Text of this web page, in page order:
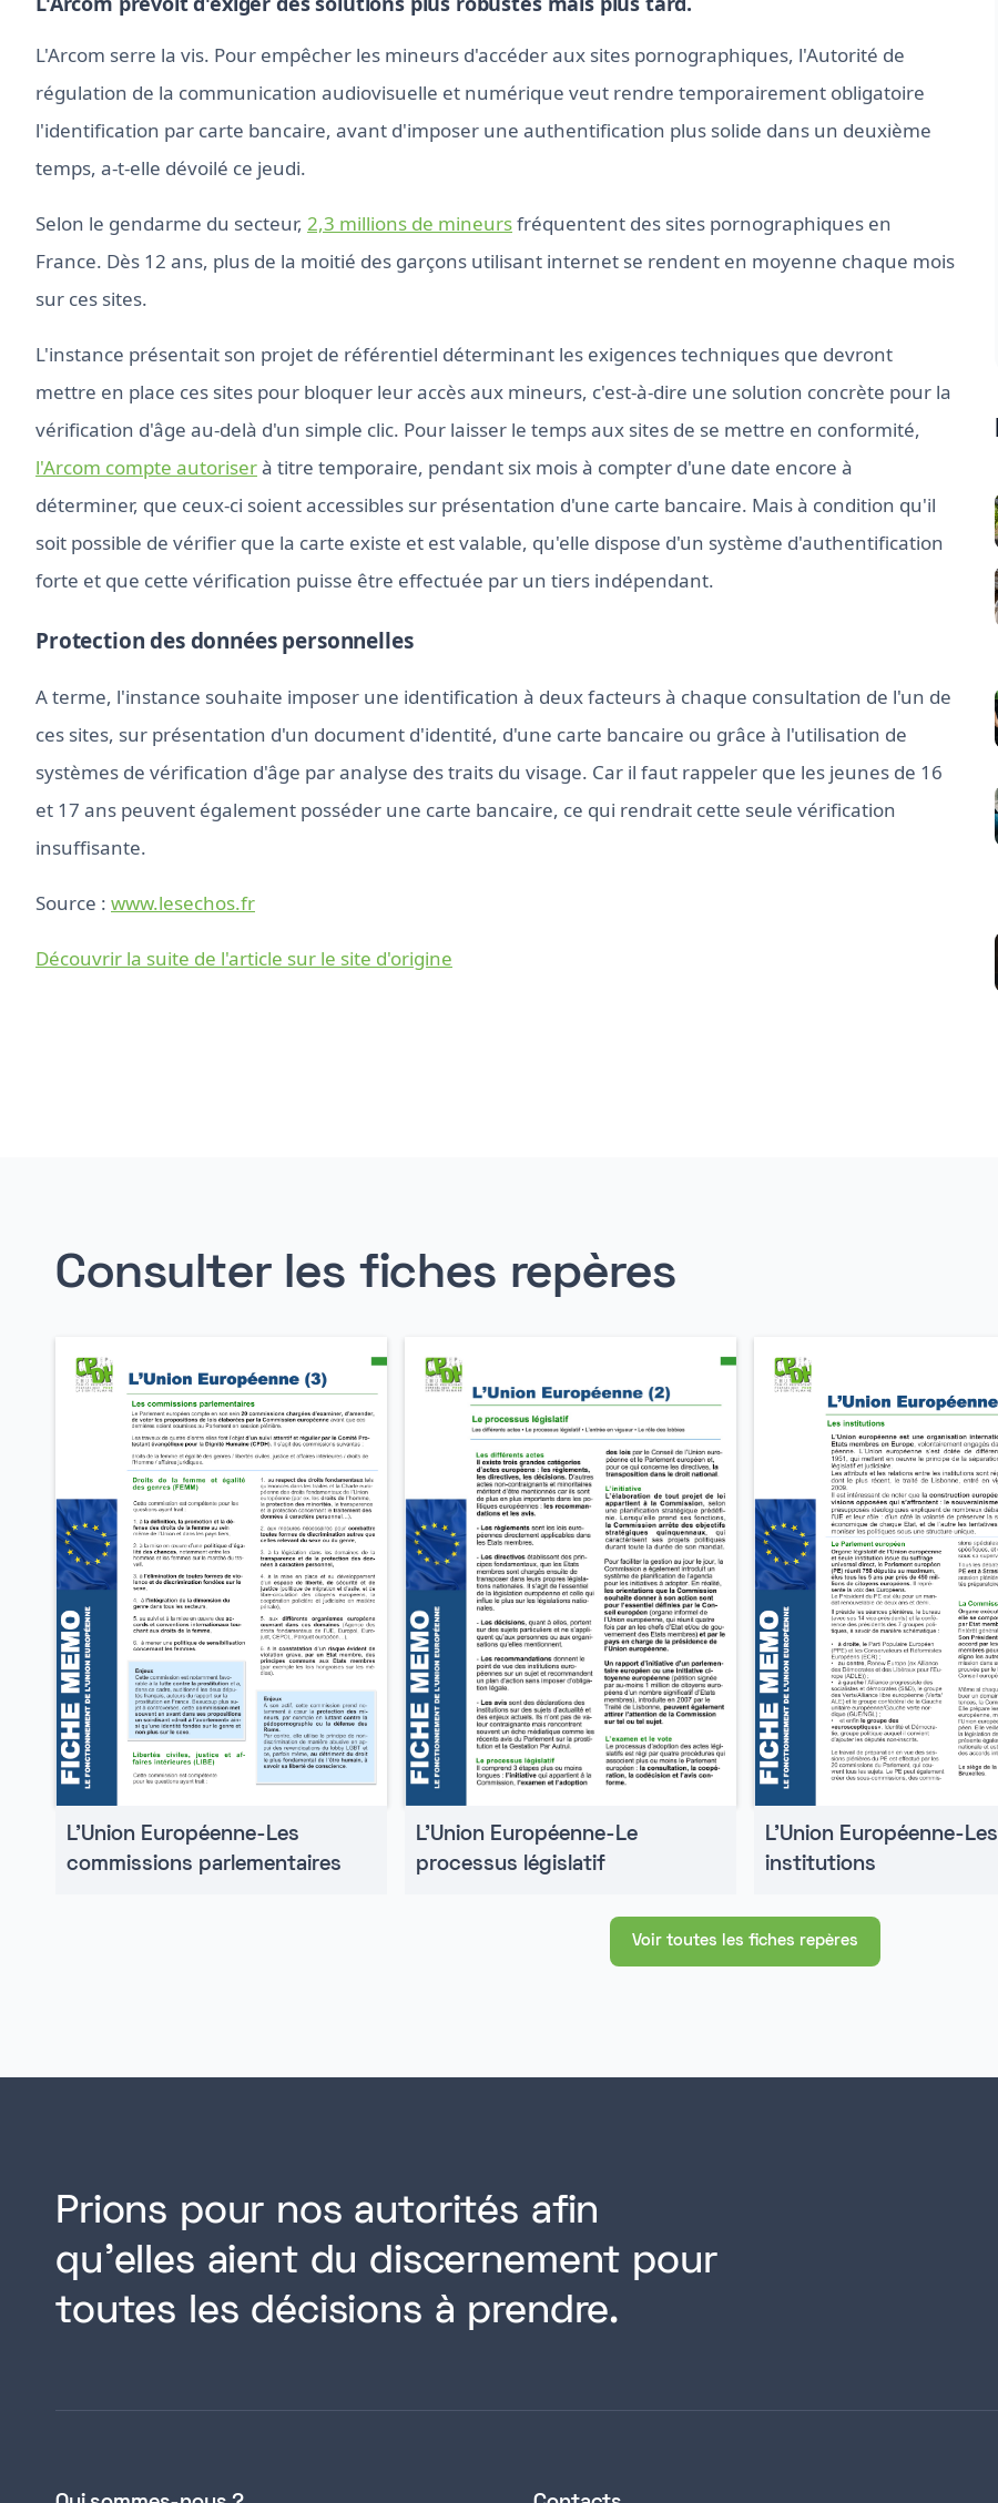
L'Arcom serre la vis. Pour empêcher les mineurs d'accéder aux sites pornographiques, l'Autorité de
régulation de la communication audiovisuelle et numérique veut rendre temporairement obligatoire
l'identification par carte bancaire, avant d'imposer une authentification plus solide dans un deuxième
temps, a-t-elle dévoilé ce jeudi.
Selon le gendarme du secteur, 2,3 millions de mineursfréquentent des sites pornographiques en
France. Dès 12 ans, plus de la moitié des garçons utilisant internet se rendent en moyenne chaque mois
sur ces sites.
L'instance présentait son projet de référentiel déterminant les exigences techniques que devront
mettre en place ces sites pour bloquer leur accès aux mineurs, c'est-à-dire une solution concrète pour la
vérification d'âge au-delà d'un simple clic. Pour laisser le temps aux sites de se mettre en conformité,
l'Arcom compte autoriserà titre temporaire, pendant six mois à compter d'une date encore à
déterminer, que ceux-ci soient accessibles sur présentation d'une carte bancaire. Mais à condition qu'il
soit possible de vérifier que la carte existe et est valable, qu'elle dispose d'un système d'authentification
forte et que cette vérification puisse être effectuée par un tiers indépendant.
Protection des données personnelles
A terme, l'instance souhaite imposer une identification à deux facteurs à chaque consultation de l'un de
ces sites, sur présentation d'un document d'identité, d'une carte bancaire ou grâce à l'utilisation de
systèmes de vérification d'âge par analyse des traits du visage. Car il faut rappeler que les jeunes de 16
et 17 ans peuvent également posséder une carte bancaire, ce qui rendrait cette seule vérification
insuffisante.
Source : www.lesechos.fr
Découvrir la suite de l'article sur le site d'origine
Consulter les fiches repères
L'Union Européenne-Les
commissions parlementaires
L'Union Européenne-Le
processus législatif
L'Union Européenne-Les
institutions
Voir toutes les fiches repères
Prions pour nos autorités afin
qu'elles aient du discernement pour
toutes les décisions à prendre.